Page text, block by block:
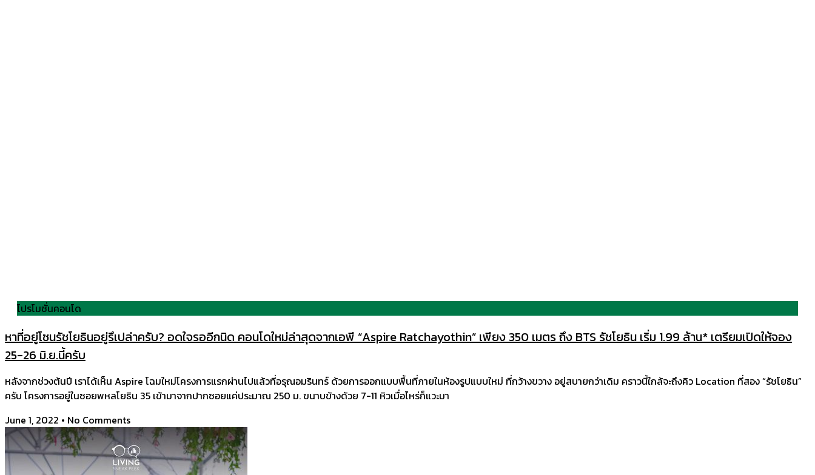
โปรโมชั่นคอนโด
หาที่อยู่โซนรัชโยธินอยู่รึเปล่าครับ? อดใจรออีกนิด คอนโดใหม่ล่าสุดจากเอพี “Aspire Ratchayothin” เพียง 350 เมตร ถึง BTS รัชโยธิน เริ่ม 1.99 ล้าน* เตรียมเปิดให้จอง
25-26 มิ.ย.นี้ครับ​
หลังจากช่วงต้นปี เราได้เห็น Aspire โฉมใหม่โครงการแรกผ่านไปแล้วที่อรุณอมรินทร์ ด้วยการออกแบบพื้นที่ภายในห้องรูปแบบใหม่ ที่กว้างขวาง อยู่สบายกว่าเดิม คราวนี้ใกล้จะถึงคิว Location ที่สอง “รัชโยธิน”
ครับ โครงการอยู่ในซอยพหลโยธิน 35 เข้ามาจากปากซอยแค่ประมาณ 250 ม. ขนาบข้างด้วย 7-11 หิวเมื่อไหร่ก็แวะมา
June 1, 2022
No Comments